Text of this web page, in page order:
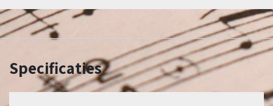
Specificaties